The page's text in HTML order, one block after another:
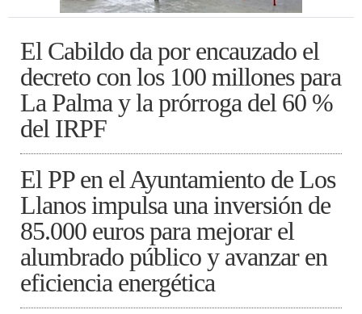
El Cabildo da por encauzado el
decreto con los 100 millones para
La Palma y la prórroga del 60 %
del IRPF
El PP en el Ayuntamiento de Los
Llanos impulsa una inversión de
85.000 euros para mejorar el
alumbrado público y avanzar en
eficiencia energética